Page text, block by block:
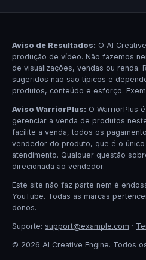
Aviso de Resultados: O AI
produção de vídeo. Não fazemos
de visualizações, vendas ou renda.
sugeridos não são típicos e
produtos, conteúdo e esforço.
Aviso WarriorPlus: O WarriorPlus
gerenciar a venda de produtos
facilite a venda, todos os
vendedor do produto, que é o
atendimento. Qualquer questão
direcionada ao vendedor.
Este site não faz parte nem é
YouTube. Todas as marcas
donos.
Suporte: support@example.com ·
© 2026 AI Creative Engine. Todos